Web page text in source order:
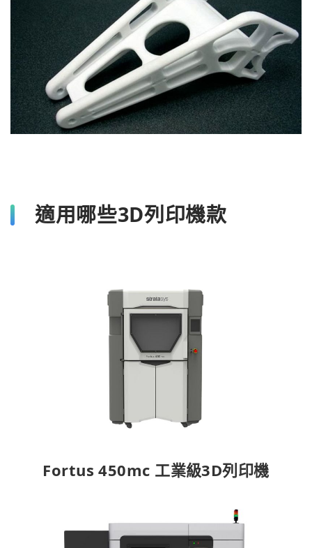
適用哪些3D列印機款
Fortus 450mc 工業級3D列印機